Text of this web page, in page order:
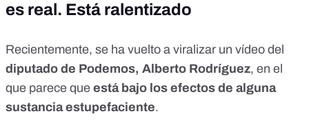
es real. Está ralentizado
Recientemente, se ha vuelto a viralizar un vídeo del
diputado de Podemos, Alberto Rodríguez, en el
que parece que está bajo los efectos de alguna
sustancia estupefaciente.